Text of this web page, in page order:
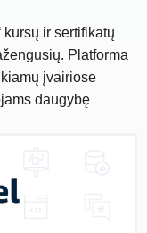
kursų ir sertifikatų
Platforma
įvairiose
daugybę